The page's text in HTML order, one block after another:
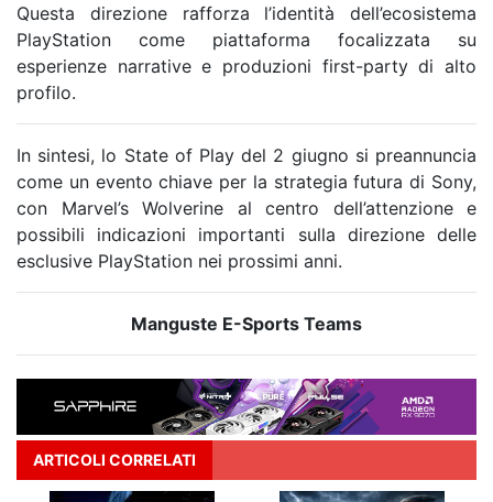
Questa direzione rafforza l’identità dell’ecosistema
PlayStation come piattaforma focalizzata su
esperienze narrative e produzioni first-party di alto
profilo.
In sintesi, lo State of Play del 2 giugno si preannuncia
come un evento chiave per la strategia futura di Sony,
con Marvel’s Wolverine al centro dell’attenzione e
possibili indicazioni importanti sulla direzione delle
esclusive PlayStation nei prossimi anni.
Manguste E-Sports Teams
ARTICOLI CORRELATI